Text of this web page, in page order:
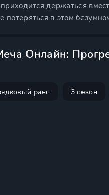
держаться
потеряться в этом
Онлайн:
ранг 3 сезон